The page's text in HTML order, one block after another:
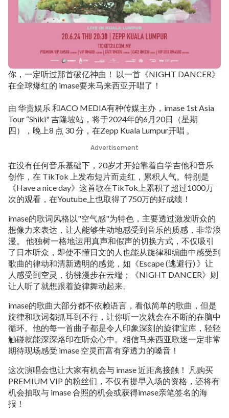
你，一定听过那首破亿神曲！ 以一首《NIGHT DANCER》
在全球爆红的 imase要来马来西亚开唱了！
由 华贵娱乐 和ACO MEDIA有种传媒主办，imase 1st Asia
Tour “Shiki" 吉隆坡站，将于2024年的6月20日（星期
四），晚上8 点 30 分，在Zepp Kuala Lumpur开唱 。
Advertisement
在没有任何音乐基础下，20岁才开始靠着自学吉他和音乐
创作，在 TikTok 上发布短片而走红，累积人气。特别是
《Have a nice day》这首歌在TikTok上累积了超过1000万
次的观看，在Youtube上也取得了750万的好成绩！
imase的歌词风格以"空气感"为特色，主要透过激发听众的
想像力来表达，让人能够生动地感受到音乐的质感，非常浪
漫。 他独树一格地运用真声和假声的切换方式，不仅吸引
了日本听众，即使不懂日文的人也能从旋律和编曲中感受到
歌曲的律动和清新透明的感觉，如《Escape (逃避行) 》让
人感受到空灵，彷彿漫步在云端；《NIGHT DANCER》则
让人听了就想跟着旋律舞动起来。
imase的歌曲大部分都不依赖语言，看似简单的歌曲，但是
旋律和歌词都抓耳到不行，让你听一次就会在不断的在脑中
循环。他的每一首曲子都是令人印象深刻的旋律宝库，轻轻
触碰就能深深烙印在听众心中。相信马来西亚歌迷一定非常
期待现场感受 imase 空灵而富有穿透力的嗓音！
这次演唱会也让大家有机会与 imase 近距离接触！ 凡购买
PREMIUM VIP 的粉丝们，不仅有提早入场的资格，还将有
机会抽取与 imase 合照的机会或获得imase亲笔签名的海
报！